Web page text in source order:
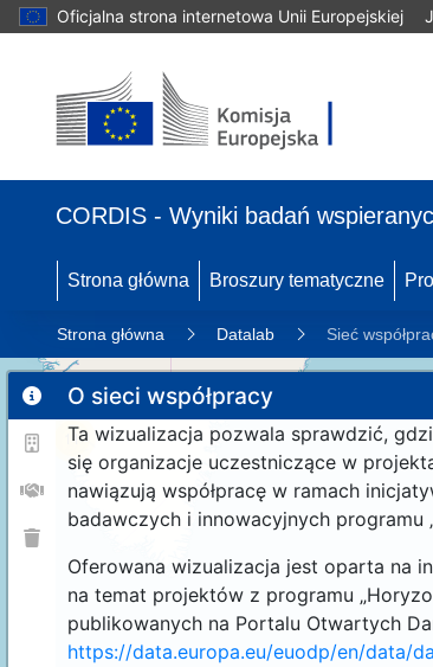
Oficjalna strona internetowa Unii Europejskiej
CORDIS - Wyniki badań
Strona główna Broszury tematyczne
Strona główna Datalab Sieć
O sieci współpracy
Ta wizualizacja pozwala sprawdzić,
się organizacje uczestniczące w
nawiązują współpracę w ramach
badawczych i innowacyjnych programu
Oferowana wizualizacja jest oparta na
na temat projektów z programu
publikowanych na Portalu Otwartych
https://data.europa.eu/euodp/en/data/
11